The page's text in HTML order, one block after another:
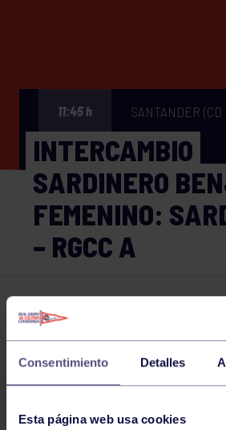
Consentimiento Detalles
Esta página web usa cookies
11:45 h SANTANDER
INTERCAMBIO
SARDINERO
FEMENINO:
– RGCC A
Comparte
NOTICIAS